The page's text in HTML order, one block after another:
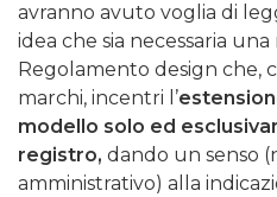
avranno avuto voglia di
idea che sia necessaria una
Regolamento design che,
marchi, incentri l’
modello solo ed
registro, dando un senso
amministrativo) alla